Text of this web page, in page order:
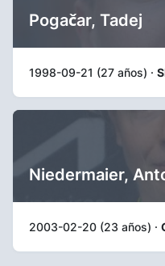
Pogačar, Tadej
1998-09-21 (27 años) ·
Niedermaier,
2003-02-20 (23 años) ·